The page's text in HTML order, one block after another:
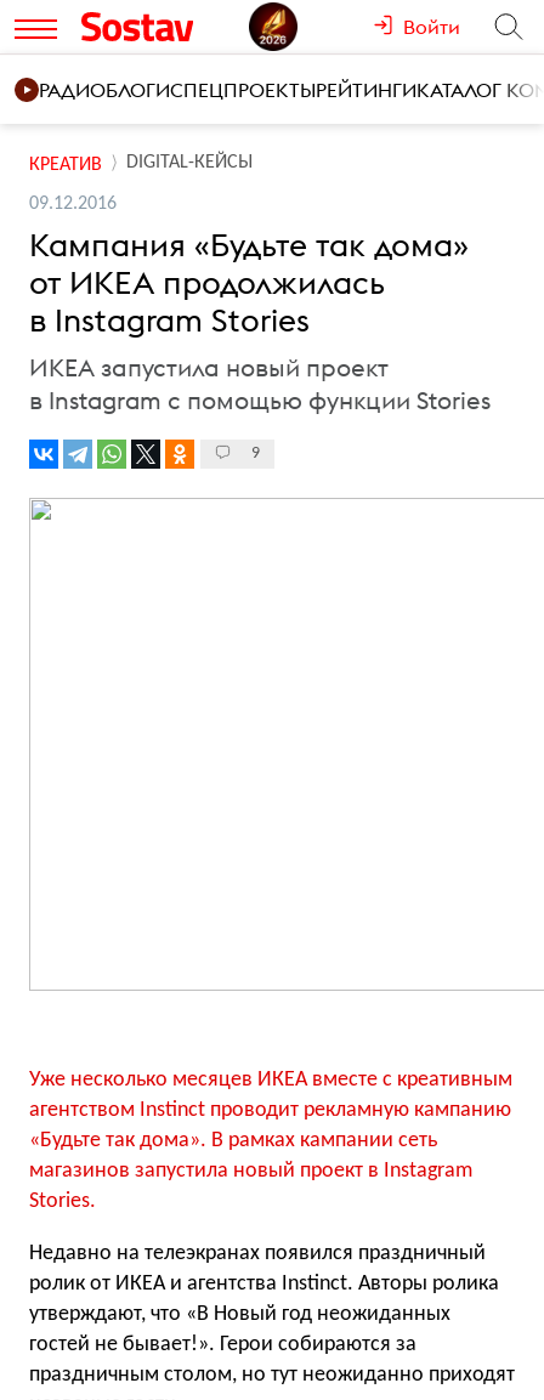
Войти
РАДИОБЛОГИСПЕЦПРОЕКТЫРЕЙТИНГИКАТАЛОГ
КРЕАТИВ DIGITAL-КЕЙСЫ
09.12.2016
Кампания «Будьте так дома»
от ИКЕА продолжилась
в Instagram Stories
ИКЕА запустила новый проект
в Instagram с помощью функции Stories
9
Уже несколько месяцев ИКЕА вместе с креативным
агентством Instinct проводит рекламную кампанию
«Будьте так дома». В рамках кампании сеть
магазинов запустила новый проект в Instagram
Stories.
Недавно на телеэкранах появился праздничный
ролик от ИКЕА и агентства Instinct. Авторы ролика
утверждают, что «В Новый год неожиданных
гостей не бывает!». Герои собираются за
праздничным столом, но тут неожиданно приходят